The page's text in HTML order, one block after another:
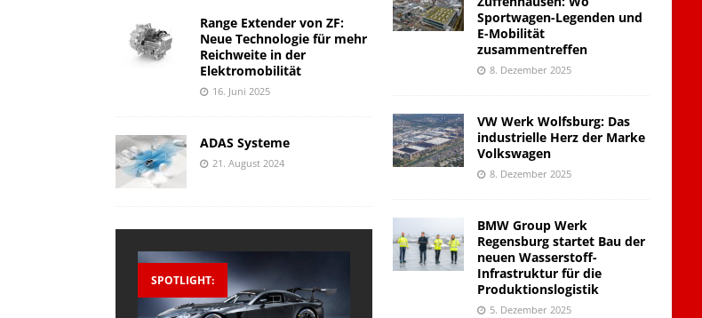
Range Extender von ZF:
Neue Technologie für mehr
Reichweite in der
Elektromobilität
16. Juni 2025
ADAS Systeme
21. August 2024
SPOTLIGHT:
Sportwagen-Legenden und
E-Mobilität
zusammentreffen
8. Dezember 2025
VW Werk Wolfsburg: Das
industrielle Herz der Marke
Volkswagen
8. Dezember 2025
BMW Group Werk
Regensburg startet Bau der
neuen Wasserstoff-
Infrastruktur für die
Produktionslogistik
5. Dezember 2025